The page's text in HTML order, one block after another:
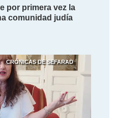
por primera vez la
comunidad judía
CRÓNICAS DE SEFARAD